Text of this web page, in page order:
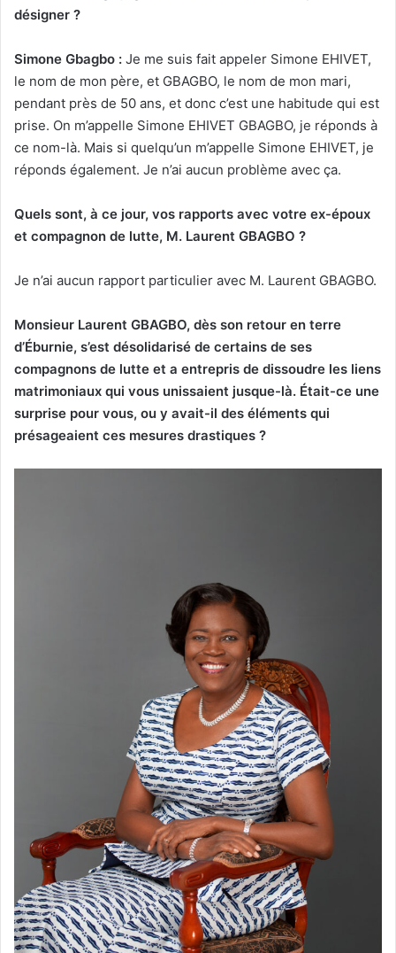
désigner ?
Simone Gbagbo : Je me suis fait appeler Simone EHIVET,
le nom de mon père, et GBAGBO, le nom de mon mari,
pendant près de 50 ans, et donc c’est une habitude qui est
prise. On m’appelle Simone EHIVET GBAGBO, je réponds à
ce nom-là. Mais si quelqu’un m’appelle Simone EHIVET, je
réponds également. Je n’ai aucun problème avec ça.
Quels sont, à ce jour, vos rapports avec votre ex-époux
et compagnon de lutte, M. Laurent GBAGBO ?
Je n’ai aucun rapport particulier avec M. Laurent GBAGBO.
Monsieur Laurent GBAGBO, dès son retour en terre
d’Éburnie, s’est désolidarisé de certains de ses
compagnons de lutte et a entrepris de dissoudre les liens
matrimoniaux qui vous unissaient jusque-là. Était-ce une
surprise pour vous, ou y avait-il des éléments qui
présageaient ces mesures drastiques ?